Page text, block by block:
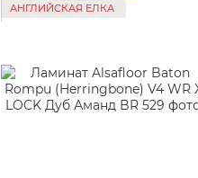
АНГЛИЙСКАЯ ЕЛКА